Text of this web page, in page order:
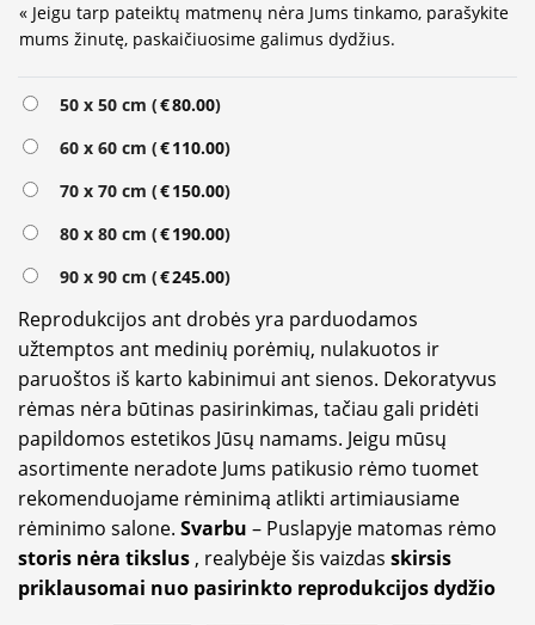
« Jeigu tarp pateiktų matmenų nėra Jums tinkamo, parašykite
mums žinutę, paskaičiuosime galimus dydžius.
50 x 50 cm (€80.00)
60 x 60 cm (€110.00)
70 x 70 cm (€150.00)
80 x 80 cm (€190.00)
90 x 90 cm (€245.00)
Reprodukcijos ant drobės yra parduodamos
užtemptos ant medinių porėmių, nulakuotos ir
paruoštos iš karto kabinimui ant sienos. Dekoratyvus
rėmas nėra būtinas pasirinkimas, tačiau gali pridėti
papildomos estetikos Jūsų namams. Jeigu mūsų
asortimente neradote Jums patikusio rėmo tuomet
rekomenduojame rėminimą atlikti artimiausiame
rėminimo salone. Svarbu – Puslapyje matomas rėmo
storis nėra tikslus , realybėje šis vaizdas skirsis
priklausomai nuo pasirinkto reprodukcijos dydžio
Alternative: